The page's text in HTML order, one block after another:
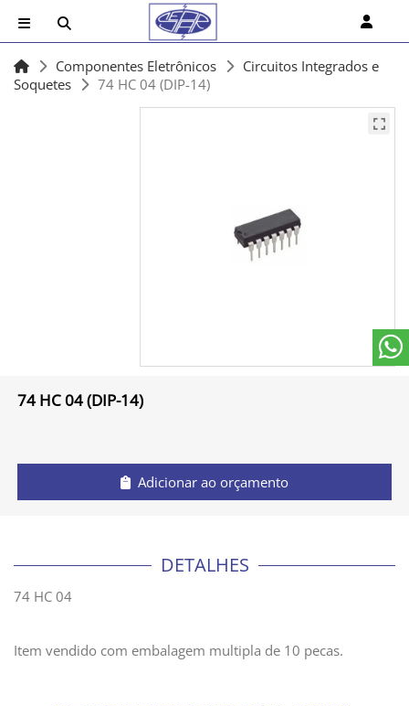
Componentes Eletrônicos
Circuitos Integrados e
Soquetes
74 HC 04 (DIP-14)
74 HC 04 (DIP-14)
Adicionar ao orçamento
DETALHES
74 HC 04
Item vendido com embalagem multipla de 10 pecas.